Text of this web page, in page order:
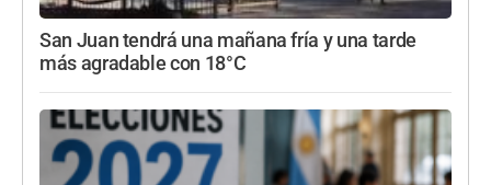
San Juan tendrá una mañana fría y una tarde
más agradable con 18°C